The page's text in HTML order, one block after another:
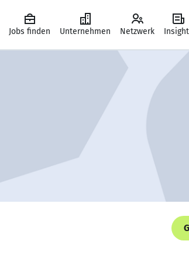
Jobs finden Unternehmen Netzwerk